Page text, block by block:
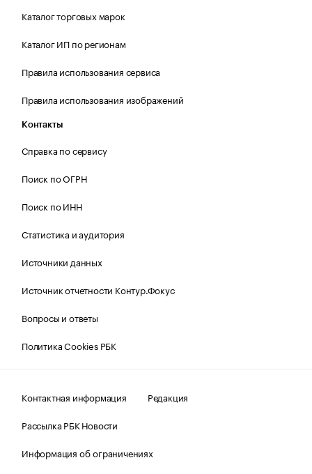
Каталог торговых марок
Каталог ИП по регионам
Правила использования сервиса
Правила использования изображений
Контакты
Справка по сервису
Поиск по ОГРН
Поиск по ИНН
Статистика и аудитория
Источники данных
Источник отчетности Контур.Фокус
Вопросы и ответы
Политика Cookies РБК
Контактная информация
Редакция
Рассылка РБК Новости
Информация об ограничениях